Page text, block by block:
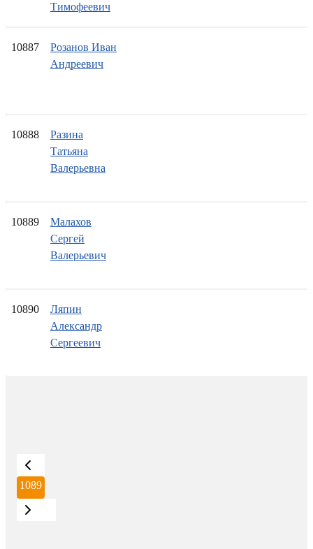
Тимофеевич
10887
Розанов Иван
Андреевич
10888
Разина
Татьяна
Валерьевна
10889
Малахов
Сергей
Валерьевич
10890
Ляпин
Александр
Сергеевич
1089